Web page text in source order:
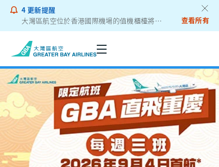
4 更新提醒
大灣區航空位於香港國際機場的值機櫃檯將遷往二號客運大樓
查看所有